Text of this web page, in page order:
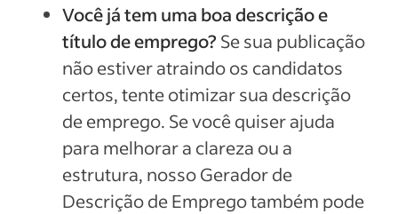
Você já tem uma boa descrição e
título de emprego? Se sua publicação
não estiver atraindo os candidatos
certos, tente otimizar sua descrição
de emprego. Se você quiser ajuda
para melhorar a clareza ou a
estrutura, nosso Gerador de
Descrição de Emprego também pode